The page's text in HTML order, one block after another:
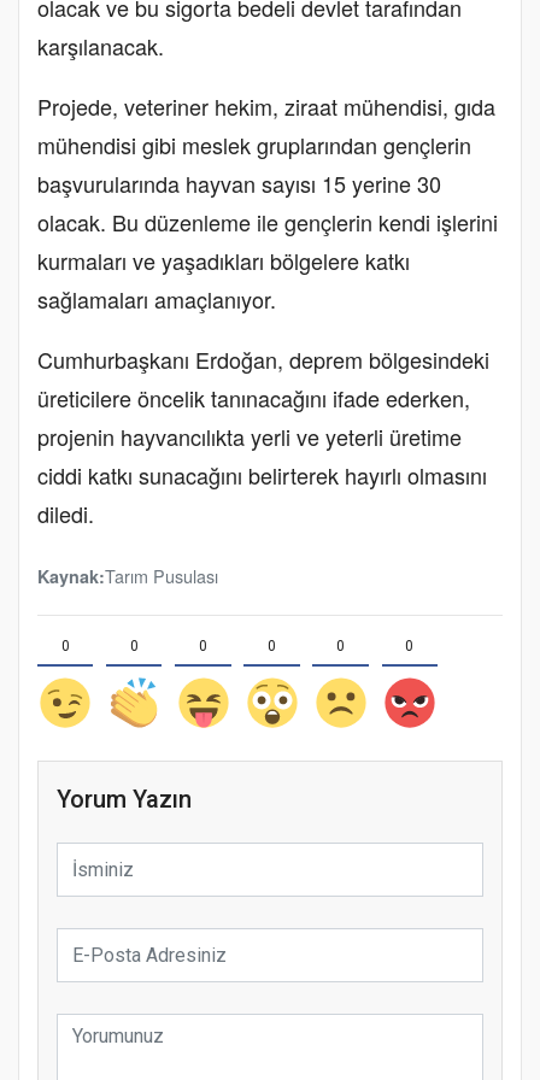
olacak ve bu sigorta bedeli devlet tarafından
karşılanacak.
Projede, veteriner hekim, ziraat mühendisi, gıda
mühendisi gibi meslek gruplarından gençlerin
başvurularında hayvan sayısı 15 yerine 30
olacak. Bu düzenleme ile gençlerin kendi işlerini
kurmaları ve yaşadıkları bölgelere katkı
sağlamaları amaçlanıyor.
Cumhurbaşkanı Erdoğan, deprem bölgesindeki
üreticilere öncelik tanınacağını ifade ederken,
projenin hayvancılıkta yerli ve yeterli üretime
ciddi katkı sunacağını belirterek hayırlı olmasını
diledi.
Kaynak:Tarım Pusulası
0 0 0 0 0 0
Yorum Yazın